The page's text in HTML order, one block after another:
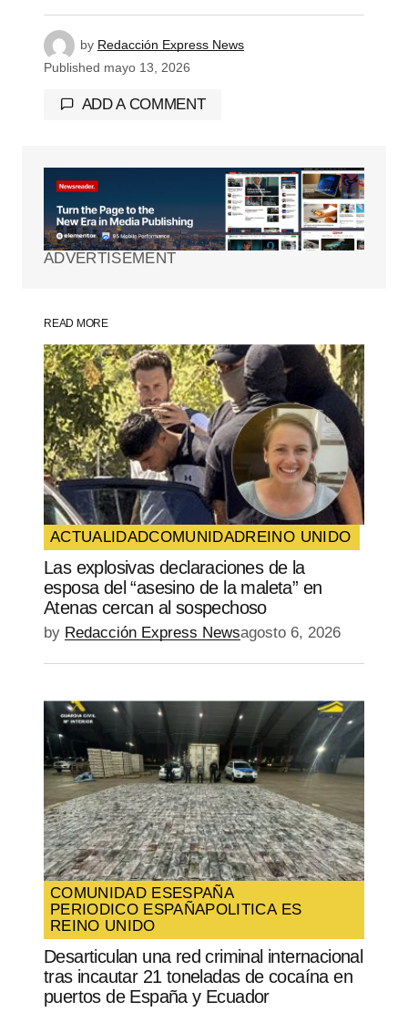
by Redacción Express News
Published mayo 13, 2026
ADD A COMMENT
Tu dirección de correo electrónico no será
Los campos obligatorios están
marcados con*
Your Name*
Your E-mail
Guarda mi nombre, correo electrónico y
web en este navegador para la próxima
vez que comente.
SUBMIT COMMENT
ADVERTISEMENT
READ MORE
ACTUALIDADCOMUNIDADREINO UNIDO
Las explosivas declaraciones de la
esposa del “asesino de la maleta” en
Atenas cercan al sospechoso
by Redacción Express Newsagosto 6, 2026
COMUNIDAD ESESPAÑA
PERIODICO ESPAÑAPOLITICA ES
REINO UNIDO
Desarticulan una red criminal internacional
tras incautar 21 toneladas de cocaína en
puertos de España y Ecuador